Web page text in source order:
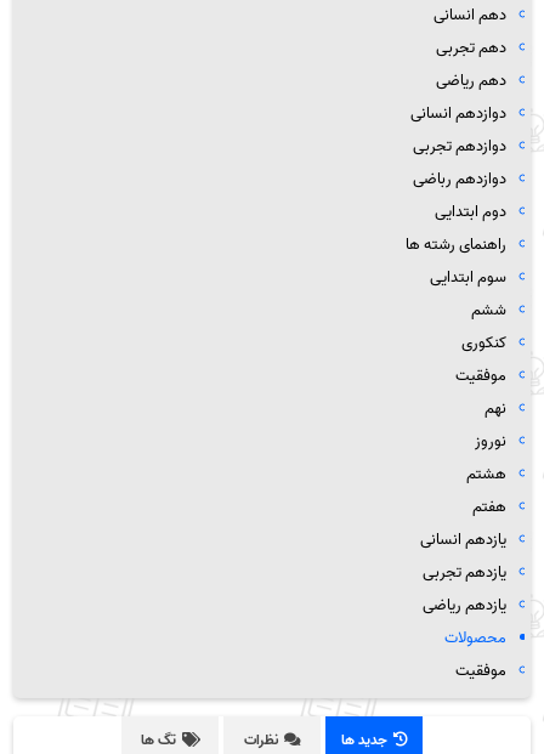
دهم انسانی
دهم تجربی
دهم ریاضی
دوازدهم انسانی
دوازدهم تجربی
دوازدهم رباضی
دوم ابتدایی
راهنمای رشته ها
سوم ابتدایی
ششم
کنکوری
موفقیت
نهم
نوروز
هشتم
هفتم
یازدهم انسانی
یازدهم تجربی
یازدهم ریاضی
محصولات
موفقیت
جدید ها نظرات تگ ها